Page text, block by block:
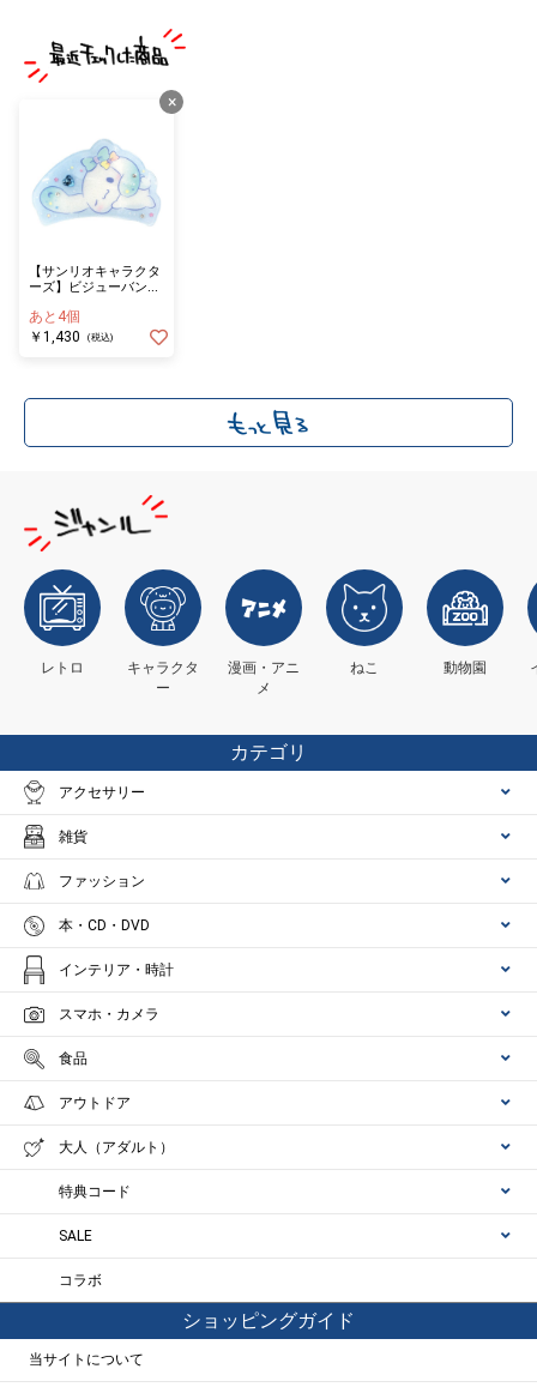
×
【サンリオキャラクタ
ーズ】ビジューバンス
あと4個
￥1,430
(税込)
レトロ
キャラクタ
ー
漫画・アニ
メ
ねこ 動物園
カテゴリ
アクセサリー
雑貨
ファッション
本・CD・DVD
インテリア・時計
スマホ・カメラ
食品
アウトドア
大人（アダルト）
特典コード
SALE
コラボ
ショッピングガイド
当サイトについて